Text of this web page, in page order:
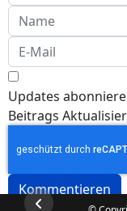
Updates
Beitrags
Kommentieren